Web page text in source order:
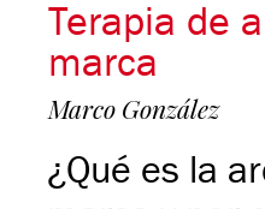
Terapia de
marca
Marco González
¿Qué es la